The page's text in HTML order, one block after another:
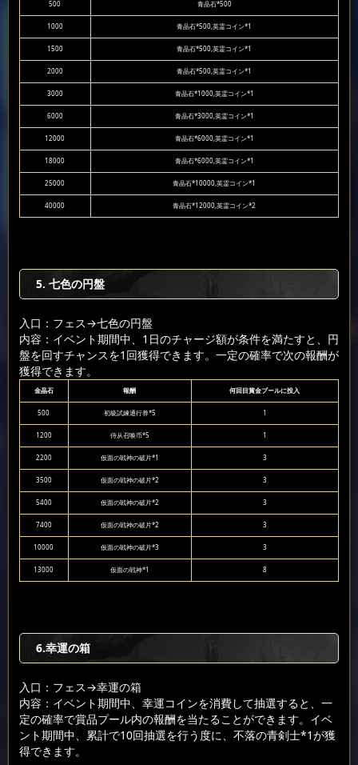
500 青晶石*500
1000 青晶石*500,英霊コイン*1
1500 青晶石*500,英霊コイン*1
2000 青晶石*500,英霊コイン*1
3000 青晶石*1000,英霊コイン*1
6000 青晶石*3000,英霊コイン*1
12000 青晶石*6000,英霊コイン*1
18000 青晶石*6000,英霊コイン*1
25000 青晶石*10000,英霊コイン*1
40000 青晶石*12000,英霊コイン*2
5. 七色の円盤
入口：フェス→七色の円盤
内容：イベント期間中、1日のチャージ額が条件を満たすと、円
盤を回すチャンスを1回獲得できます。一定の確率で次の報酬が
獲得できます。
金晶石 報酬 何回目賞金プールに投入
500 初級試練通行券*5 1
1200 侍从召唤币*5 1
2200 仮面の戦神の破片*1 3
3500 仮面の戦神の破片*2 3
5400 仮面の戦神の破片*2 3
7400 仮面の戦神の破片*2 3
10000 仮面の戦神の破片*3 3
13000 仮面の戦神*1 8
6.幸運の箱
入口：フェス→幸運の箱
内容：イベント期間中、幸運コインを消費して抽選すると、一
定の確率で賞品プール内の報酬を当たることができます。イベ
ント期間中、累計で10回抽選を行う度に、不落の青剣士*1が獲
得できます。